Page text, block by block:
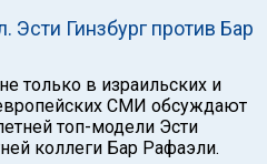
Эсти Гинзбург против Бар
только в израильских и
СМИ обсуждают
топ-модели Эсти
коллеги Бар Рафаэли.